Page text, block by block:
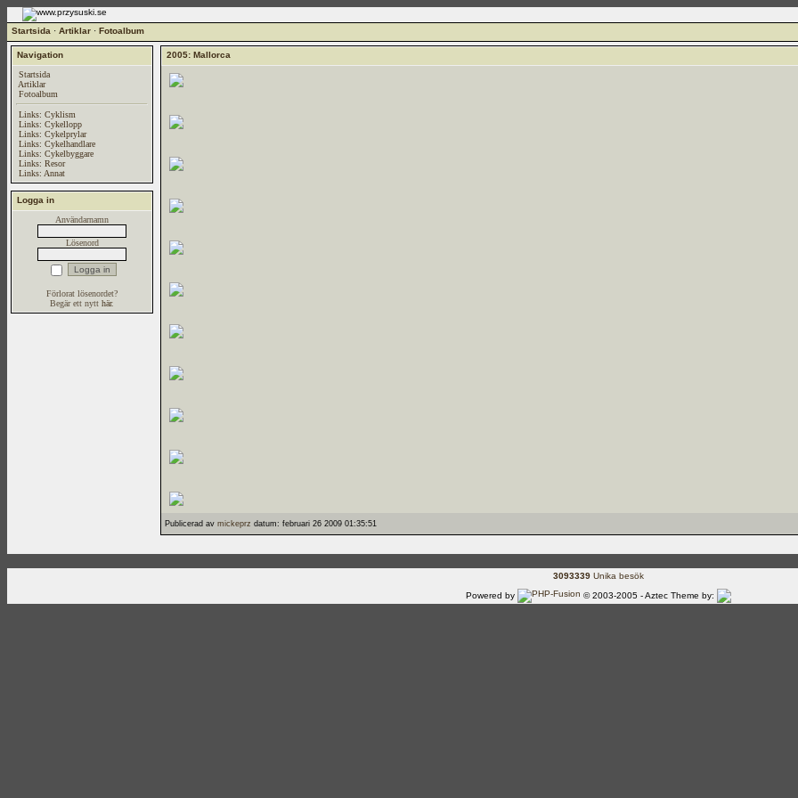
Startsida · Artiklar · Fotoalbum
Navigation
Startsida
Artiklar
Fotoalbum
Links: Cyklism
Links: Cykellopp
Links: Cykelprylar
Links: Cykelhandlare
Links: Cykelbyggare
Links: Resor
Links: Annat
Logga in
Användarnamn
Lösenord
Förlorat lösenordet?
Begär ett nytt här.
2005: Mallorca
Publicerad av mickeprz datum: februari 26 2009 01:35:51
3093339 Unika besök
Powered by
© 2003-2005 - Aztec Theme by: